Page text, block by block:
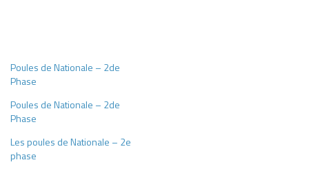
Poules de Nationale – 2de
Phase
Poules de Nationale – 2de
Phase
Les poules de Nationale – 2e
phase